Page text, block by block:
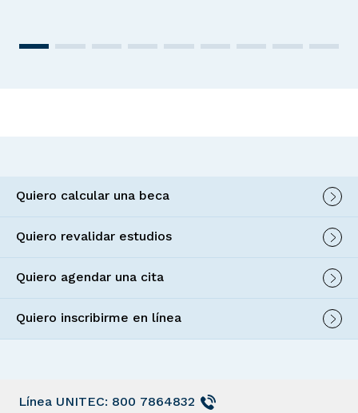
Quiero calcular una beca
Quiero revalidar estudios
Quiero agendar una cita
Quiero inscribirme en línea
Línea UNITEC: 800 7864832